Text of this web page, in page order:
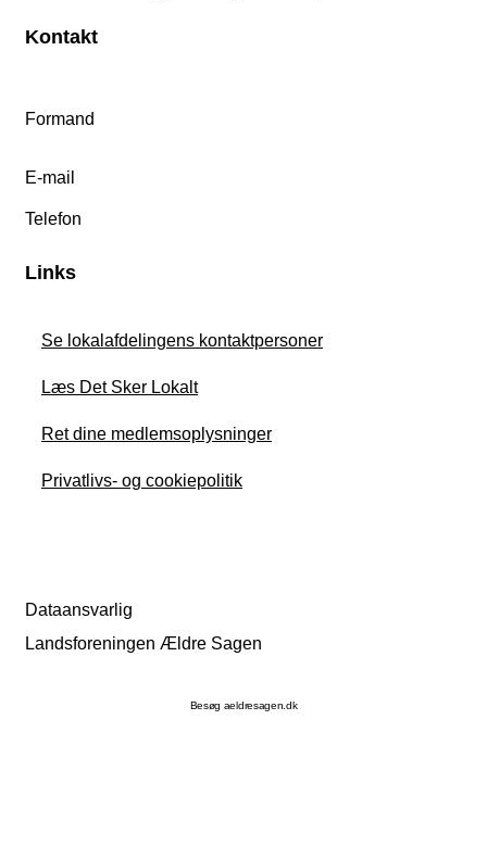
Kontakt
Formand
E-mail
Telefon
Links
Se lokalafdelingens kontaktpersoner
Læs Det Sker Lokalt
Ret dine medlemsoplysninger
Privatlivs- og cookiepolitik
Dataansvarlig
Landsforeningen Ældre Sagen
Besøg aeldresagen.dk